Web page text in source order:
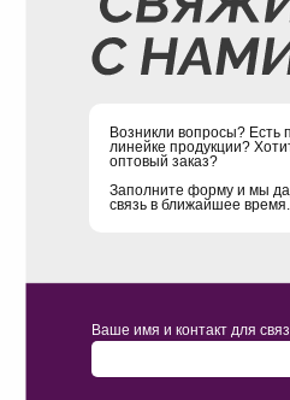
Возникли вопросы? Есть
линейке продукции?
оптовый заказ?
Заполните форму и мы
связь в ближайшее время.
Ваше имя и контакт для